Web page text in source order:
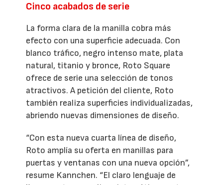
Cinco acabados de serie
La forma clara de la manilla cobra más
efecto con una superficie adecuada. Con
blanco tráfico, negro intenso mate, plata
natural, titanio y bronce, Roto Square
ofrece de serie una selección de tonos
atractivos. A petición del cliente, Roto
también realiza superficies individualizadas,
abriendo nuevas dimensiones de diseño.
“Con esta nueva cuarta línea de diseño,
Roto amplía su oferta en manillas para
puertas y ventanas con una nueva opción”,
resume Kannchen. “El claro lenguaje de